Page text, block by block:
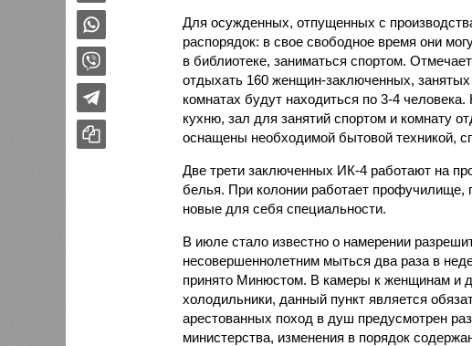
Для осужденных, отпущенных с
распорядок: в свое свободное время они
в библиотеке, заниматься спортом.
отдыхать 160 женщин-заключенных,
комнатах будут находиться по 3-4
кухню, зал для занятий спортом и
оснащены необходимой бытовой техникой,
Две трети заключенных ИК-4 работают на
белья. При колонии работает профучилище,
новые для себя специальности.
В июле стало известно о намерении
несовершеннолетним мыться два раза в
принято Минюстом. В камеры к женщинам и
холодильники, данный пункт является
арестованных поход в душ предусмотрен
министерства, изменения в порядок